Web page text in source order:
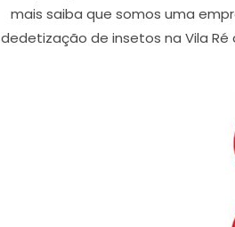
mais saiba que somos uma
dedetização de insetos na Vila